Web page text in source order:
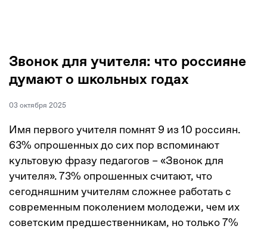
Звонок для учителя: что россияне
думают о школьных годах
03 октября 2025
Имя первого учителя помнят 9 из 10 россиян.
63% опрошенных до сих пор вспоминают
культовую фразу педагогов – «Звонок для
учителя». 73% опрошенных считают, что
сегодняшним учителям сложнее работать с
современным поколением молодежи, чем их
советским предшественникам, но только 7%